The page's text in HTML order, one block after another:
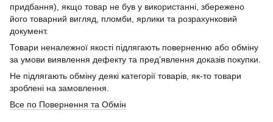
придбання), якщо товар не був у використанні, збережено
його товарний вигляд, пломби, ярлики та розрахунковий
документ.
Товари неналежної якості підлягають поверненню або обміну
за умови виявлення дефекту та пред’явлення доказів покупки.
Не підлягають обміну деякі категорії товарів, як-то товари
зроблені на замовлення.
Все по Повернення та Обмін